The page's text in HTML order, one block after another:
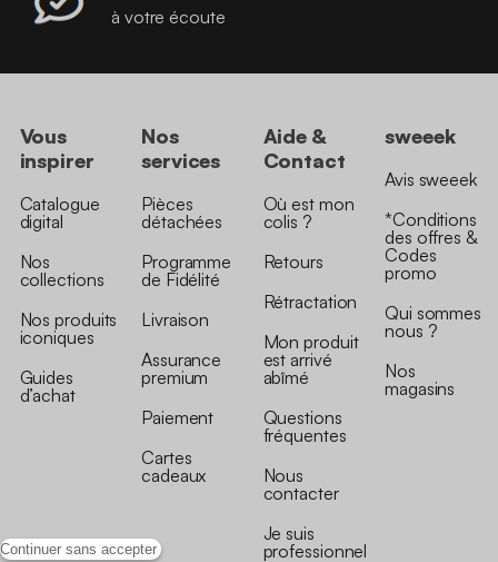
Continuer sans accepter
à votre écoute
Vous
inspirer
Catalogue
digital
Nos
collections
Nos produits
iconiques
Guides
d’achat
Nos
services
Pièces
détachées
Programme
de Fidélité
Livraison
Assurance
premium
Paiement
Cartes
cadeaux
Aide &
Contact
Où est mon
colis ?
Retours
Rétractation
Mon produit
est arrivé
abîmé
Questions
fréquentes
Nous
contacter
Je suis
professionnel
sweeek
Avis sweeek
*Conditions
des offres &
Codes
promo
Qui sommes
nous ?
Nos
magasins